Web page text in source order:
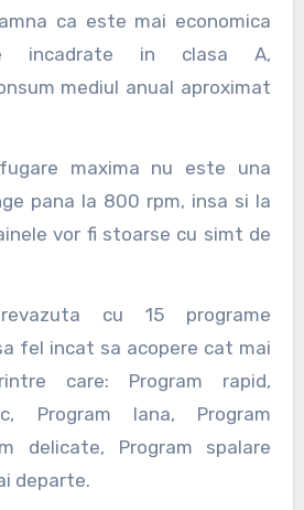
ca este mai economica
incadrate in clasa A,
mediul anual aproximat
maxima nu este una
pana la 800 rpm, insa si la
vor fi stoarse cu simt de
cu 15 programe
fel incat sa acopere cat mai
care: Program rapid,
Program lana, Program
delicate, Program spalare
departe.